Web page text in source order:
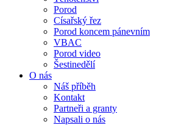
Porod
Císařský řez
Porod koncem pánevním
VBAC
Porod video
Šestinedělí
O nás
Náš příběh
Kontakt
Partneři a granty
Napsali o nás